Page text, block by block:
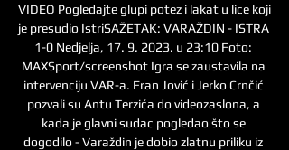
VIDEO Pogledajte glupi potez i lakat u lice koji
je presudio IstriSAŽETAK: VARAŽDIN - ISTRA
1-0 Nedjelja, 17. 9. 2023. u 23:10 Foto:
MAXSport/screenshot Igra se zaustavila na
intervenciju VAR-a. Fran Jović i Jerko Crnčić
pozvali su Antu Terzića do videozaslona, a
kada je glavni sudac pogledao što se
dogodilo - Varaždin je dobio zlatnu priliku iz